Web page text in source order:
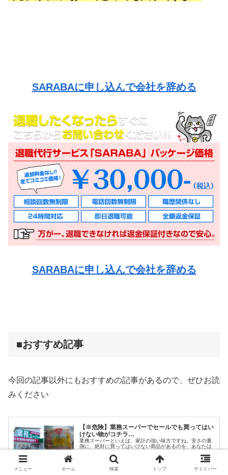
SARABAに申し込んで会社を辞める
SARABAに申し込んで会社を辞める
■おすすめ記事
今回の記事以外にもおすすめの記事があるので、ぜひお読
みください
【※危険】業務スーパーでセールでも買ってはい
けない物がコチラ…
業務スーパーといえば、家計の強い味方ですね。安さの裏
側に、絶対に買ってはいけない商品があるのを、あなたは
osarai-media.net 2017.11.16
メニュー ホーム 検索 トップ サイドバー